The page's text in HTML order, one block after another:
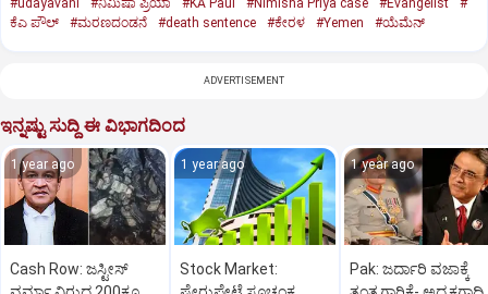
#udayavani #ನಿಮಿಷಾ ಪ್ರಿಯಾ #KA Paul #Nimisha Priya case #Evangelist
#
ಕೆಎ ಪೌಲ್
#ಮರಣದಂಡನೆ #death sentence #ಕೇರಳ #Yemen #ಯೆಮೆನ್‌
ADVERTISEMENT
ಇನ್ನಷ್ಟು ಸುದ್ದಿ ಈ ವಿಭಾಗದಿಂದ
1 year ago
Cash Row: ಜಸ್ಟೀಸ್‌
1 year ago
Stock Market:
1 year ago
Pak: ಜರ್ದಾರಿ ವಜಾಕ್ಕೆ